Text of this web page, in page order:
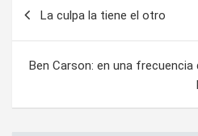
entradas
La culpa la tiene el otro
Ben Carson: en una